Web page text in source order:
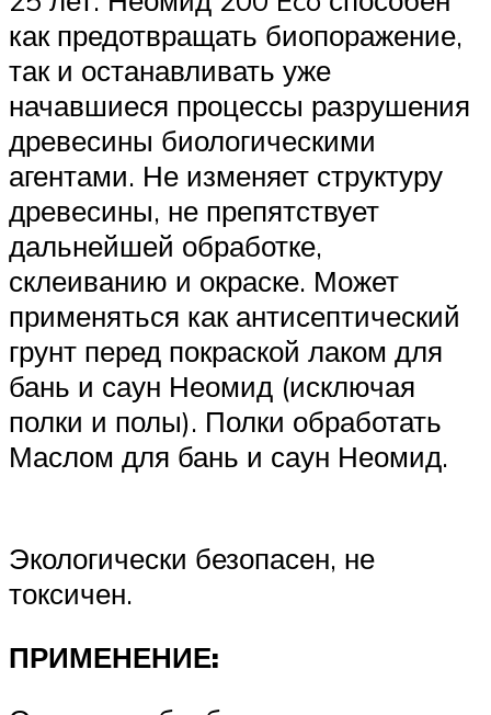
как предотвращать биопоражение,
так и останавливать уже
начавшиеся процессы разрушения
древесины биологическими
агентами. Не изменяет структуру
древесины, не препятствует
дальнейшей обработке,
склеиванию и окраске. Может
применяться как антисептический
грунт перед покраской лаком для
бань и саун Неомид (исключая
полки и полы). Полки обработать
Маслом для бань и саун Неомид.
Экологически безопасен, не
токсичен.
ПРИМЕНЕНИЕ: